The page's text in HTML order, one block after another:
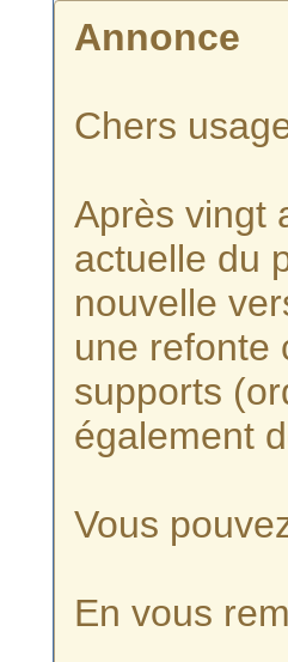
Annonce
Chers
Après vingt
actuelle du
nouvelle
une refonte
supports
également
Vous
En vous